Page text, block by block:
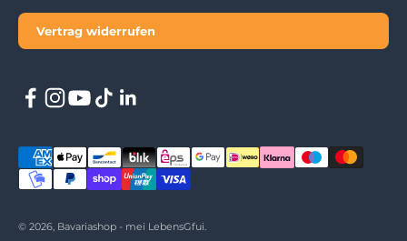
Vertrag widerrufen
© 2026, Bavariashop - mei LebensGfui.